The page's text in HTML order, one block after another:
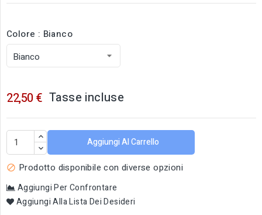
Colore : Bianco
22,50 € Tasse incluse
Aggiungi Al Carrello
 Prodotto disponibile con diverse opzioni
Aggiungi Per Confrontare
Aggiungi Alla Lista Dei Desideri